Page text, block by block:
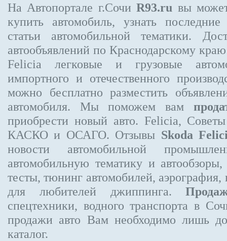
На Автопортале г.СочиR93.ru вы
купить автомобиль, узнать
статьи автомобильной тематики.
автообъявлений по Краснодарскому
Felicia легковые и грузовые
импортного и отечественного
можно бесплатно разместить
автомобиля. Мы поможем вам
приобрести новый авто. Felicia,
КАСКО и ОСАГО. Отзывы Skoda
новости автомобильной
автомобильную тематику и
тесты, тюнинг автомобилей,
для любителей джиппинга.
спецтехники, водного транспорта в
продажи авто Вам необходимо лишь
каталог.